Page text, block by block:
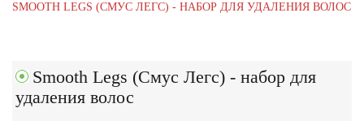
SMOOTH LEGS (СМУС ЛЕГС) - НАБОР ДЛЯ УДАЛЕНИЯ ВОЛОС
Smooth Legs (Смус Легс) - набор для
удаления волос